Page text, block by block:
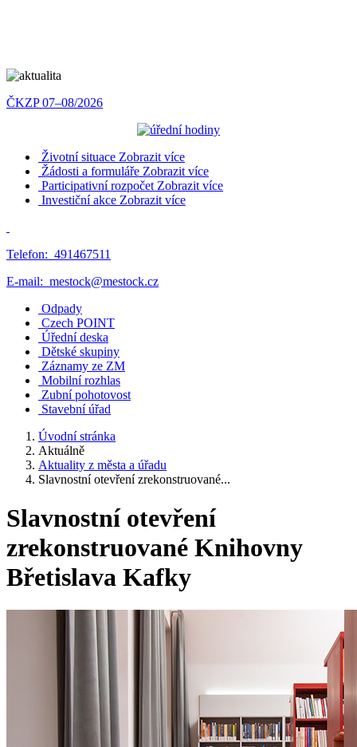
ČKZP 07–08/2026
Životní situace Zobrazit více
Žádosti a formuláře Zobrazit více
Participativní rozpočet Zobrazit více
Investiční akce Zobrazit více
Telefon: 491467511
E-mail: mestock@mestock.cz
Odpady
Czech POINT
Úřední deska
Dětské skupiny
Záznamy ze ZM
Mobilní rozhlas
Zubní pohotovost
Stavební úřad
Úvodní stránka
Aktuálně
Aktuality z města a úřadu
Slavnostní otevření zrekonstruované...
Slavnostní otevření
zrekonstruované Knihovny
Břetislava Kafky